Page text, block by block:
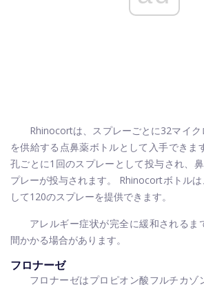
Rhinocortは、スプレーごとに32マイ
を供給する点鼻薬ボトルとして入手できま
孔ごとに1回のスプレーとして投与され、
プレーが投与されます。 Rhinocortボトル
して120のスプレーを提供できます。
アレルギー症状が完全に緩和されるま
間かかる場合があります。
フロナーゼ
フロナーゼはプロピオン酸フルチカゾ